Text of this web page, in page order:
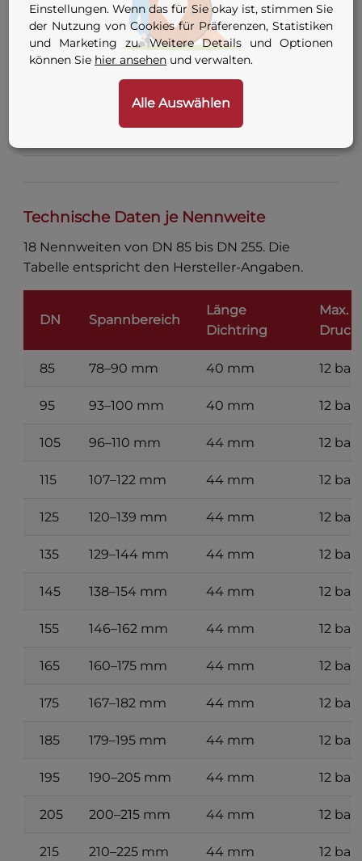
Anschluss
9 Varianten — siehe
Konfigurator-Tabelle
oben
Technische Daten je Nennweite
18 Nennweiten von DN 85 bis DN 255. Die
Tabelle entspricht den Hersteller-Angaben.
DN Spannbereich
Länge
Dichtring
Max.
Druck
85 78–90 mm 40 mm 12 bar
95 93–100 mm 40 mm 12 bar
105 96–110 mm 44 mm 12 bar
115 107–122 mm 44 mm 12 bar
125 120–139 mm 44 mm 12 bar
135 129–144 mm 44 mm 12 bar
145 138–154 mm 44 mm 12 bar
155 146–162 mm 44 mm 12 bar
165 160–175 mm 44 mm 12 bar
175 167–182 mm 44 mm 12 bar
185 179–195 mm 44 mm 12 bar
195 190–205 mm 44 mm 12 bar
205 200–215 mm 44 mm 12 bar
215 210–225 mm 44 mm 12 bar
Einstellungen. Wenn das für Sie okay ist, stimmen Sie
der Nutzung von Cookies für Präferenzen, Statistiken
und Marketing zu. Weitere Details und Optionen
können Sie hier ansehen und verwalten.
Alle Auswählen